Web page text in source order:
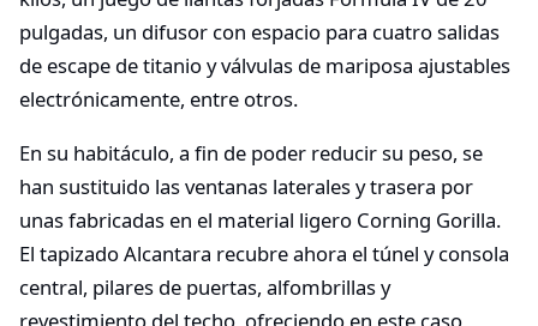
pulgadas, un difusor con espacio para cuatro salidas
de escape de titanio y válvulas de mariposa ajustables
electrónicamente, entre otros.
En su habitáculo, a fin de poder reducir su peso, se
han sustituido las ventanas laterales y trasera por
unas fabricadas en el material ligero Corning Gorilla.
El tapizado Alcantara recubre ahora el túnel y consola
central, pilares de puertas, alfombrillas y